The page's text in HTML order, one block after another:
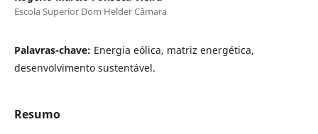
Escola Superior Dom Helder Câmara
Palavras-chave: Energia eólica, matriz energética,
desenvolvimento sustentável.
Resumo